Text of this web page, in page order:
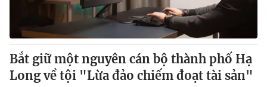
Thị trường
Tư vấn
Lịch phát sóng
Chuyên mục khác
Emagazine Podcast
Bắt giữ một nguyên cán bộ thành phố Hạ
Long về tội "Lừa đảo chiếm đoạt tài sản"